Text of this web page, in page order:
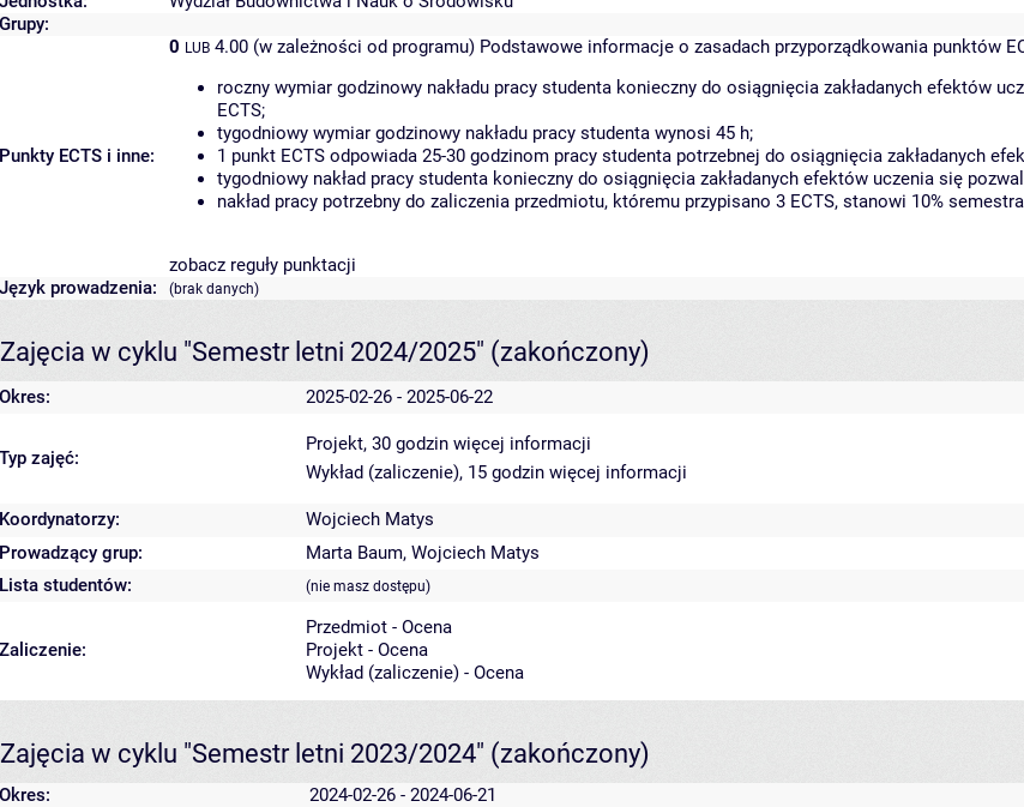
Grupy:
Punkty ECTS i inne:
0 LUB 4.00 (w zależności od programu) Podstawowe informacje o zasadach przyporządkowania punktów
roczny wymiar godzinowy nakładu pracy studenta konieczny do osiągnięcia zakładanych efektów
ECTS;
tygodniowy wymiar godzinowy nakładu pracy studenta wynosi 45 h;
1 punkt ECTS odpowiada 25-30 godzinom pracy studenta potrzebnej do osiągnięcia zakładanych
tygodniowy nakład pracy studenta konieczny do osiągnięcia zakładanych efektów uczenia się
nakład pracy potrzebny do zaliczenia przedmiotu, któremu przypisano 3 ECTS, stanowi 10%
zobacz reguły punktacji
Język prowadzenia:
(brak danych)
Zajęcia w cyklu "Semestr letni 2024/2025" (zakończony)
Okres: 2025-02-26 - 2025-06-22
Typ zajęć:
Projekt, 30 godzin więcej informacji
Wykład (zaliczenie), 15 godzin więcej informacji
Koordynatorzy:
Wojciech Matys
Prowadzący grup:
Marta Baum, Wojciech Matys
Lista studentów:
(nie masz dostępu)
Zaliczenie:
Przedmiot - Ocena
Projekt - Ocena
Wykład (zaliczenie) - Ocena
Zajęcia w cyklu "Semestr letni 2023/2024" (zakończony)
Okres: 2024-02-26 - 2024-06-21